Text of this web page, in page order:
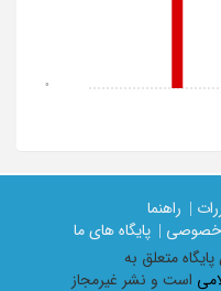
0
|
راهنما
|
پایگاه های ما
متعلق به
است و نشر غیرمجاز